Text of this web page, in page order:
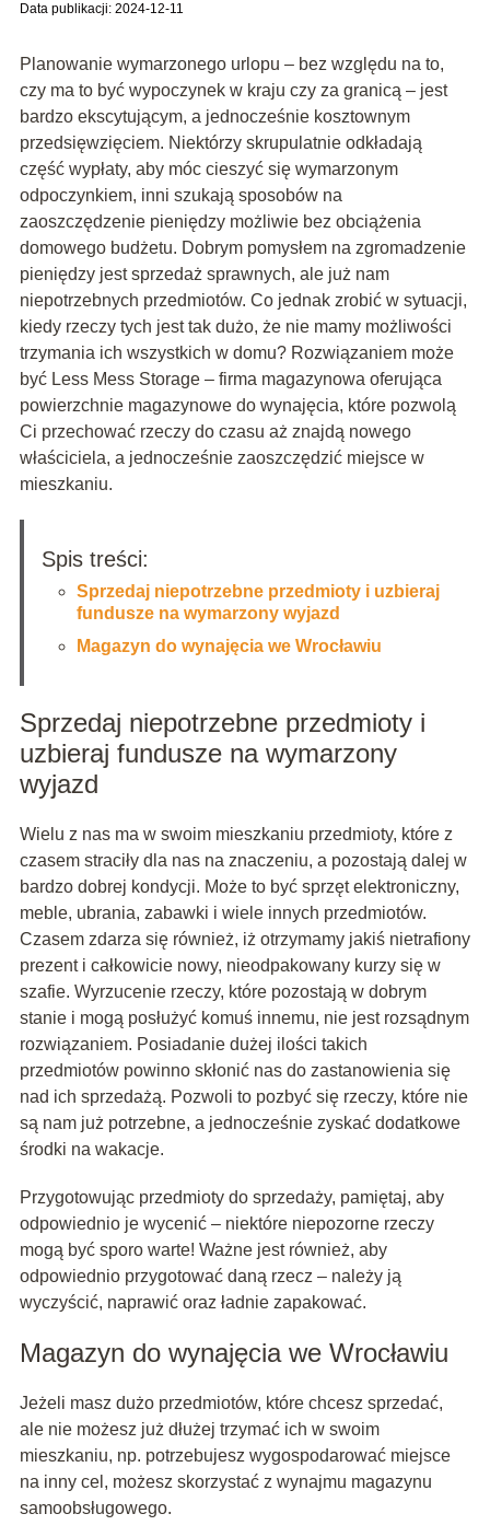
Data publikacji: 2024-12-11
Planowanie wymarzonego urlopu – bez względu na to,
czy ma to być wypoczynek w kraju czy za granicą – jest
bardzo ekscytującym, a jednocześnie kosztownym
przedsięwzięciem. Niektórzy skrupulatnie odkładają
część wypłaty, aby móc cieszyć się wymarzonym
odpoczynkiem, inni szukają sposobów na
zaoszczędzenie pieniędzy możliwie bez obciążenia
domowego budżetu. Dobrym pomysłem na zgromadzenie
pieniędzy jest sprzedaż sprawnych, ale już nam
niepotrzebnych przedmiotów. Co jednak zrobić w sytuacji,
kiedy rzeczy tych jest tak dużo, że nie mamy możliwości
trzymania ich wszystkich w domu? Rozwiązaniem może
być Less Mess Storage – firma magazynowa oferująca
powierzchnie magazynowe do wynajęcia, które pozwolą
Ci przechować rzeczy do czasu aż znajdą nowego
właściciela, a jednocześnie zaoszczędzić miejsce w
mieszkaniu.
Spis treści:
Sprzedaj niepotrzebne przedmioty i uzbieraj
fundusze na wymarzony wyjazd
Magazyn do wynajęcia we Wrocławiu
Sprzedaj niepotrzebne przedmioty i
uzbieraj fundusze na wymarzony
wyjazd
Wielu z nas ma w swoim mieszkaniu przedmioty, które z
czasem straciły dla nas na znaczeniu, a pozostają dalej w
bardzo dobrej kondycji. Może to być sprzęt elektroniczny,
meble, ubrania, zabawki i wiele innych przedmiotów.
Czasem zdarza się również, iż otrzymamy jakiś nietrafiony
prezent i całkowicie nowy, nieodpakowany kurzy się w
szafie. Wyrzucenie rzeczy, które pozostają w dobrym
stanie i mogą posłużyć komuś innemu, nie jest rozsądnym
rozwiązaniem. Posiadanie dużej ilości takich
przedmiotów powinno skłonić nas do zastanowienia się
nad ich sprzedażą. Pozwoli to pozbyć się rzeczy, które nie
są nam już potrzebne, a jednocześnie zyskać dodatkowe
środki na wakacje.
Przygotowując przedmioty do sprzedaży, pamiętaj, aby
odpowiednio je wycenić – niektóre niepozorne rzeczy
mogą być sporo warte! Ważne jest również, aby
odpowiednio przygotować daną rzecz – należy ją
wyczyścić, naprawić oraz ładnie zapakować.
Magazyn do wynajęcia we Wrocławiu
Jeżeli masz dużo przedmiotów, które chcesz sprzedać,
ale nie możesz już dłużej trzymać ich w swoim
mieszkaniu, np. potrzebujesz wygospodarować miejsce
na inny cel, możesz skorzystać z wynajmu magazynu
samoobsługowego.